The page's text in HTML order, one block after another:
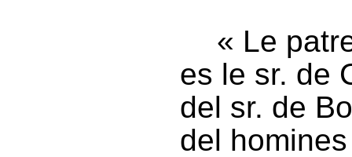
« Le
es le sr. de
del sr. de
del